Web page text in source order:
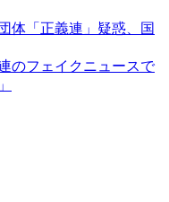
体「正義連」疑惑、国
のフェイクニュースで